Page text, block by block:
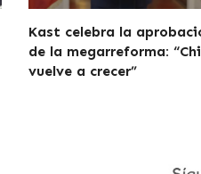
Kast celebra la
de la megarreforma:
vuelve a crecer”